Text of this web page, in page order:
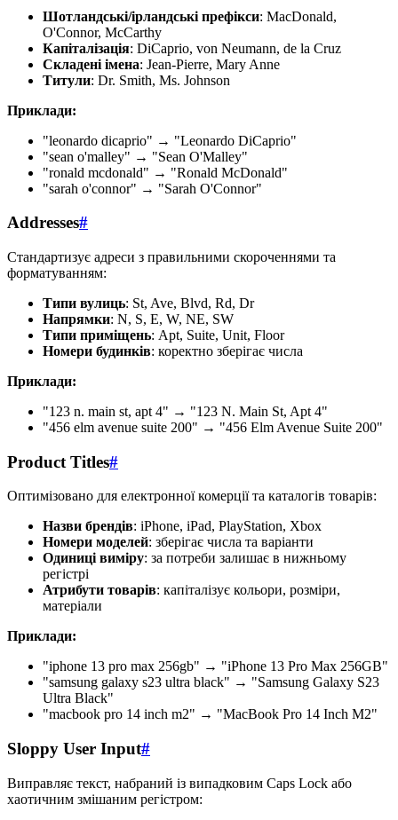
Шотландські/ірландські префікси: MacDonald,
O'Connor, McCarthy
Капіталізація: DiCaprio, von Neumann, de la Cruz
Складені імена: Jean-Pierre, Mary Anne
Титули: Dr. Smith, Ms. Johnson
Приклади:
"leonardo dicaprio" → "Leonardo DiCaprio"
"sean o'malley" → "Sean O'Malley"
"ronald mcdonald" → "Ronald McDonald"
"sarah o'connor" → "Sarah O'Connor"
Addresses#
Стандартизує адреси з правильними скороченнями та
форматуванням:
Типи вулиць: St, Ave, Blvd, Rd, Dr
Напрямки: N, S, E, W, NE, SW
Типи приміщень: Apt, Suite, Unit, Floor
Номери будинків: коректно зберігає числа
Приклади:
"123 n. main st, apt 4" → "123 N. Main St, Apt 4"
"456 elm avenue suite 200" → "456 Elm Avenue Suite 200"
Product Titles#
Оптимізовано для електронної комерції та каталогів товарів:
Назви брендів: iPhone, iPad, PlayStation, Xbox
Номери моделей: зберігає числа та варіанти
Одиниці виміру: за потреби залишає в нижньому
регістрі
Атрибути товарів: капіталізує кольори, розміри,
матеріали
Приклади:
"iphone 13 pro max 256gb" → "iPhone 13 Pro Max 256GB"
"samsung galaxy s23 ultra black" → "Samsung Galaxy S23
Ultra Black"
"macbook pro 14 inch m2" → "MacBook Pro 14 Inch M2"
Sloppy User Input#
Виправляє текст, набраний із випадковим Caps Lock або
хаотичним змішаним регістром: